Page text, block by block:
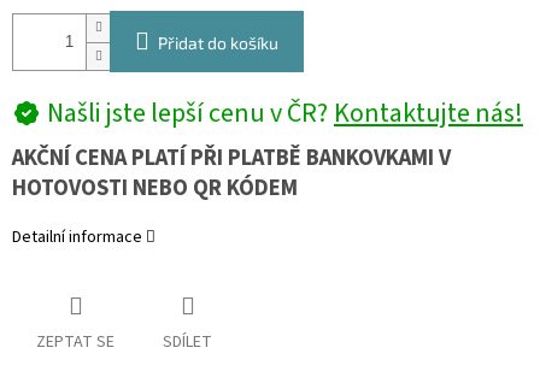
Přidat do košíku
Našli jste lepší cenu v ČR?Kontaktujte nás!
AKČNÍ CENA PLATÍ PŘI PLATBĚ BANKOVKAMI V
HOTOVOSTI NEBO QR KÓDEM
Detailní informace
ZEPTAT SE SDÍLET